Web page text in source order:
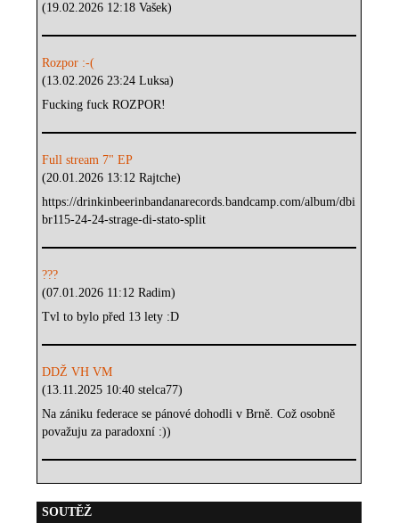
(19.02.2026 12:18 Vašek)
Rozpor :-(
(13.02.2026 23:24 Luksa)
Fucking fuck ROZPOR!
Full stream 7" EP
(20.01.2026 13:12 Rajtche)
https://drinkinbeerinbandanarecords.bandcamp.com/album/dbi
br115-24-24-strage-di-stato-split
???
(07.01.2026 11:12 Radim)
Tvl to bylo před 13 lety :D
DDŽ VH VM
(13.11.2025 10:40 stelca77)
Na zániku federace se pánové dohodli v Brně. Což osobně
považuju za paradoxní :))
SOUTĚŽ